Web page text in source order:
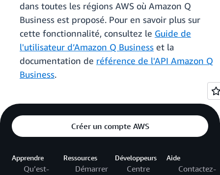
dans toutes les régions AWS où Amazon Q
Business est proposé. Pour en savoir plus sur
cette fonctionnalité, consultez le Guide de
l'utilisateur d’Amazon Q Business et la
documentation de référence de l'API Amazon Q
Business.
Créer un compte AWS
Apprendre
Qu’est-
Ressources
Démarrer
Développeurs
Centre
Aide
Contactez-